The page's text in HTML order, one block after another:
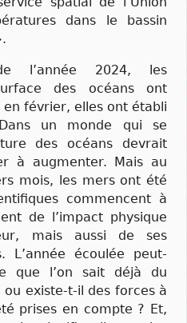
dans le bassin
l’année 2024, les
des océans ont
février, elles ont établi
un monde qui se
des océans devrait
à augmenter. Mais au
mois, les mers ont été
commencent à
de l’impact physique
mais aussi de ses
L’année écoulée peut-
que l’on sait déjà du
existe-t-il des forces à
prises en compte ? Et,